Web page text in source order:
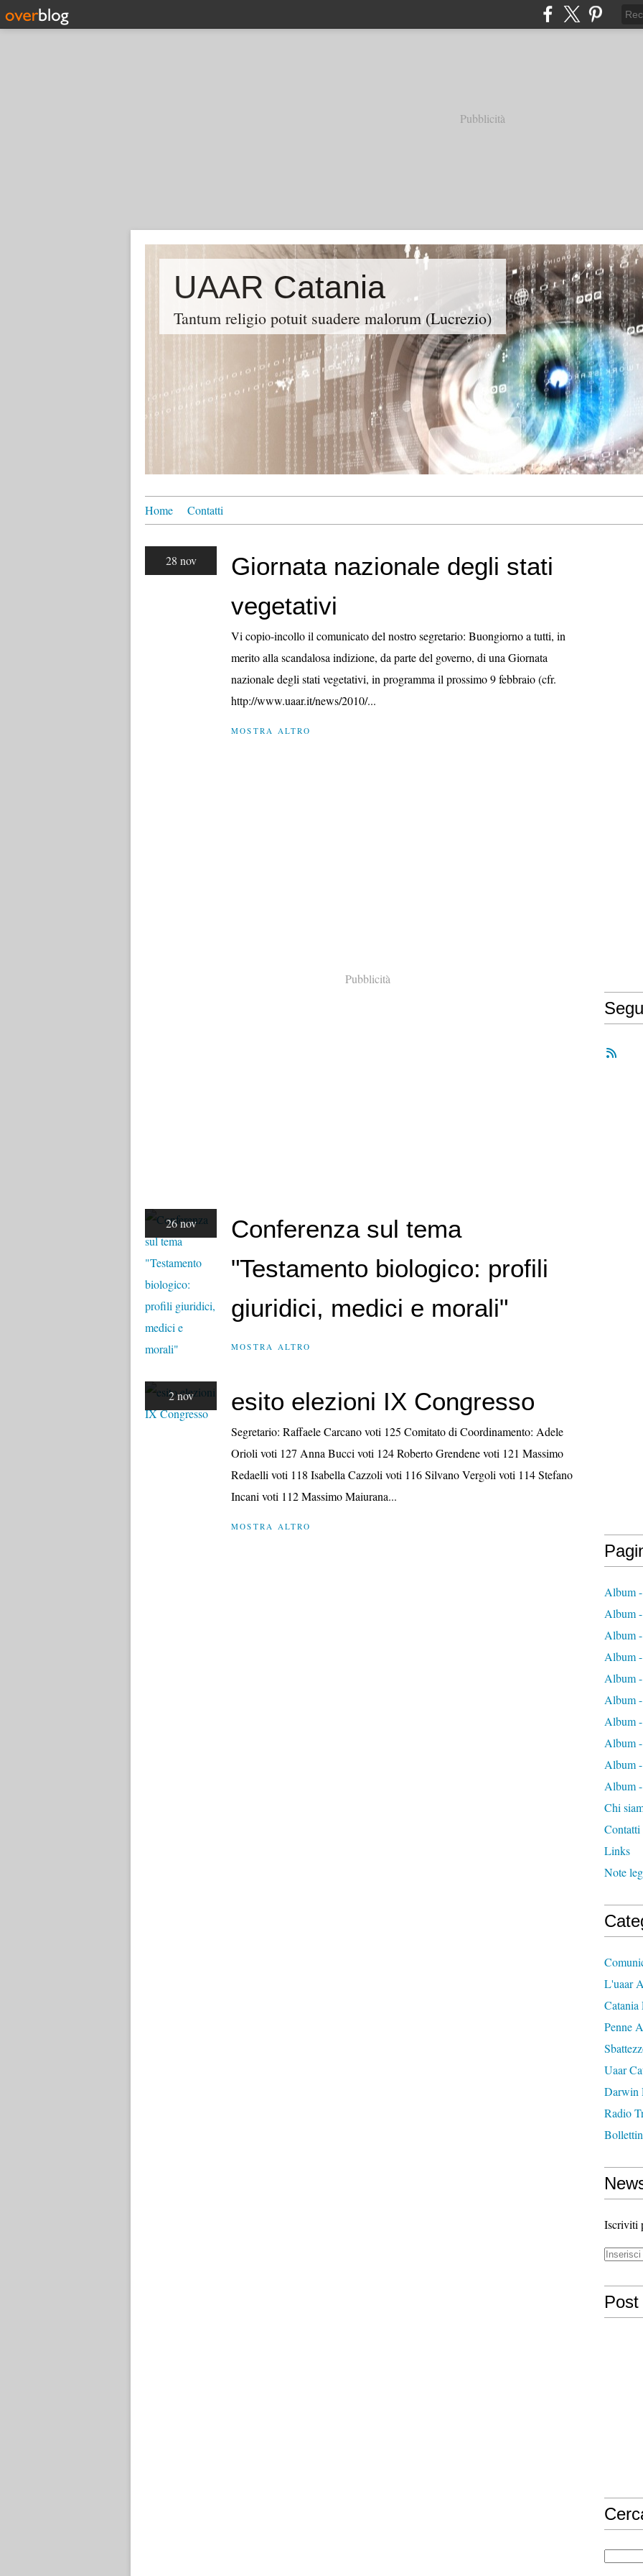
Pubblicità
UAAR Catania
Tantum religio potuit suadere malorum (Lucrezio)
Home Contatti
28 nov
Giornata nazionale degli stati
vegetativi
Vi copio-incollo il comunicato del nostro segretario: Buongiorno a tutti, in
merito alla scandalosa indizione, da parte del governo, di una Giornata
nazionale degli stati vegetativi, in programma il prossimo 9 febbraio (cfr.
http://www.uaar.it/news/2010/...
MOSTRA ALTRO
Pubblicità
26 nov
Conferenza sul tema
"Testamento biologico: profili
giuridici, medici e morali"
MOSTRA ALTRO
2 nov esito elezioni IX Congresso
Segretario: Raffaele Carcano voti 125 Comitato di Coordinamento: Adele
Orioli voti 127 Anna Bucci voti 124 Roberto Grendene voti 121 Massimo
Redaelli voti 118 Isabella Cazzoli voti 116 Silvano Vergoli voti 114 Stefano
Incani voti 112 Massimo Maiurana...
MOSTRA ALTRO
Album
Album
Album
Album
Album
Album
Album
Album
Album
Album
Chi
Contatti
Links
Note
L'uaar
Catania
Penne
Uaar
Darwin
Radio
Iscriviti